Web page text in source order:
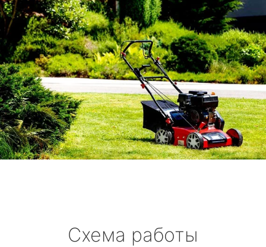
Комарово
Усть-Ижора
Саперный
Петро-Славянка
Тярлево
Смолячково
Схема работы